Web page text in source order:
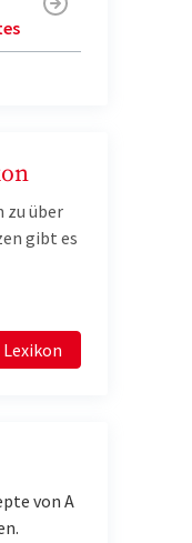
über
gibt es
von A